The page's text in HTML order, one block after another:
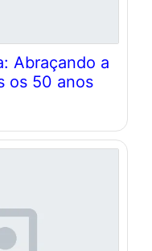
Abraçando a
os 50 anos